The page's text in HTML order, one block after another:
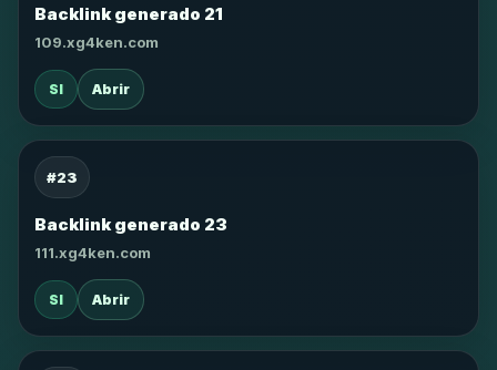
Backlink generado 21
109.xg4ken.com
SI Abrir
#23
Backlink generado 23
111.xg4ken.com
SI Abrir